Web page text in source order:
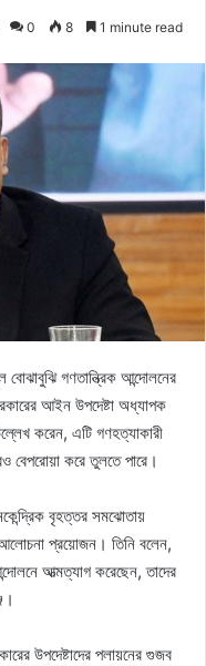
0 8 1 minute read
গণতান্ত্রিক আন্দোলনের
আইন উপদেষ্টা অধ্যাপক
করেন, এটি গণহত্যাকারী
বেপরোয়া করে তুলতে পারে।
বৃহত্তর সমঝোতায়
প্রয়োজন। তিনি বলেন,
আত্মত্যাগ করেছেন, তাদের
উপদেষ্টাদের পলায়নের গুজব